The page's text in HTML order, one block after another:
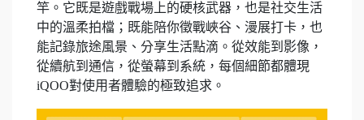
竿。它既是遊戲戰場上的硬核武器，也是社交生活
中的溫柔拍檔；既能陪你徵戰峽谷、漫展打卡，也
能記錄旅途風景、分享生活點滴。從效能到影像，
從續航到通信，從螢幕到系統，每個細節都體現
iQOO對使用者體驗的極致追求。